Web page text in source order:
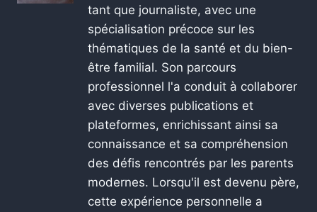
tant que journaliste, avec une
spécialisation précoce sur les
thématiques de la santé et du bien-
être familial. Son parcours
professionnel l'a conduit à collaborer
avec diverses publications et
plateformes, enrichissant ainsi sa
connaissance et sa compréhension
des défis rencontrés par les parents
modernes. Lorsqu'il est devenu père,
cette expérience personnelle a